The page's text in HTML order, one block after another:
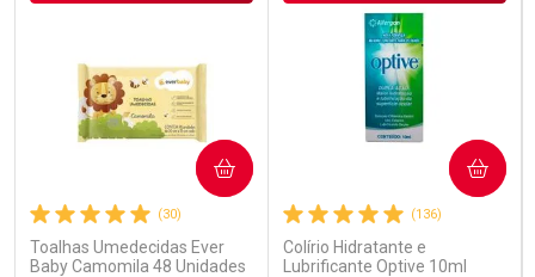
Ativar Desconto
Comprar sem Desconto
Por R$ 143,94/cada
Comprar sem Desconto
Por R$ 143,94/cada
(30)
Toalhas Umedecidas Ever
Baby Camomila 48 Unidades
COMPRAR
(136)
Colírio Hidratante e
Lubrificante Optive 10ml
COMPRAR